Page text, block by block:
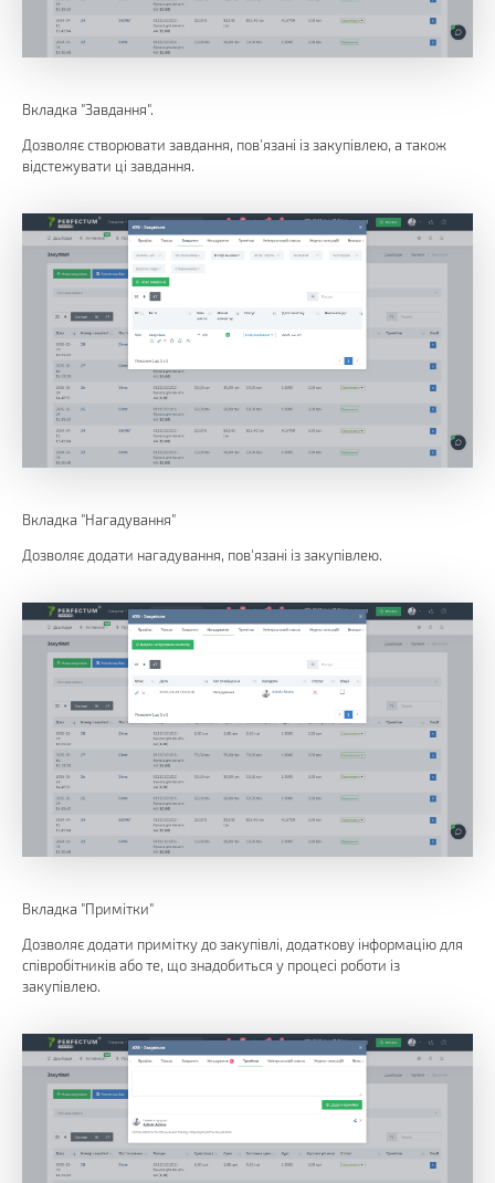
Вкладка "Завдання".
Дозволяє створювати завдання, пов'язані із закупівлею, а також
відстежувати ці завдання.
Вкладка "Нагадування"
Дозволяє додати нагадування, пов'язані із закупівлею.
Вкладка "Примітки"
Дозволяє додати примітку до закупівлі, додаткову інформацію для
співробітників або те, що знадобиться у процесі роботи із
закупівлею.